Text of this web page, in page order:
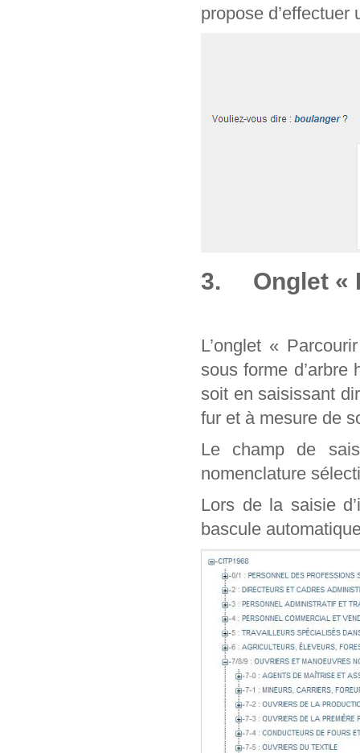
propose
3. Onglet «
L’onglet «
sous forme d’arbre
soit en saisissant
fur et à mesure de
Le champ de
nomenclature
Lors de la saisie
bascule